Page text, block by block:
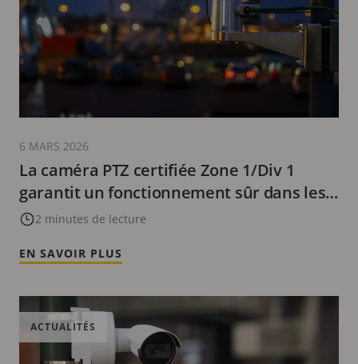
La caméra PTZ certifiée Zone 1/Div 1
garantit un fonctionnement sûr dans les
environnements dangereux
2 minutes de lecture
6 MARS 2026
EN SAVOIR PLUS
ACTUALITÉS